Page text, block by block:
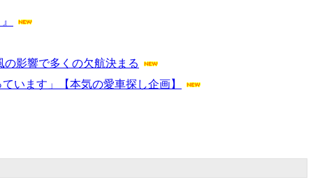
影響で多くの欠航決まる
います」【本気の愛車探し企画】